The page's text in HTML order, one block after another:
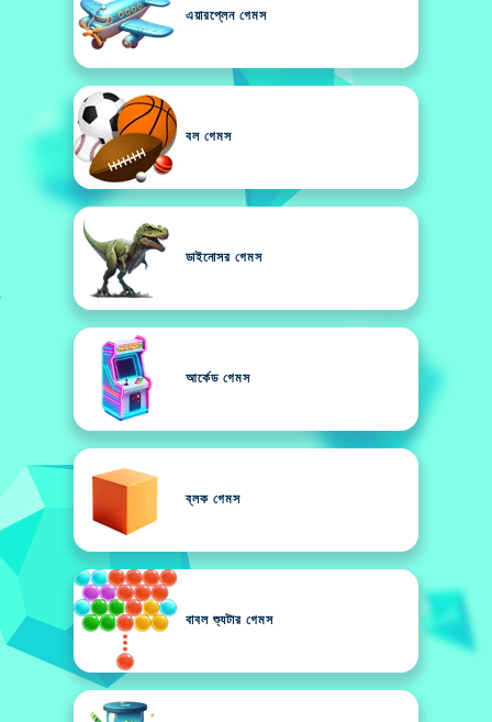
এয়ারপ্লেন গেমস
বল গেমস
ডাইনোসর গেমস
আর্কেড গেমস
ব্লক গেমস
বাবল শ্যুটার গেমস